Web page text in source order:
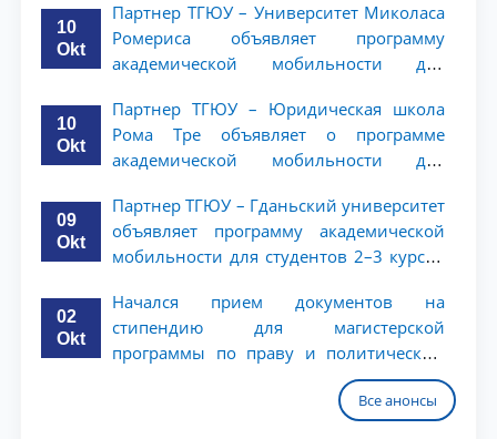
10
Okt
Партнер ТГЮУ – Университет Миколаса
Ромериса объявляет программу
академической мобильности для
10
Okt
Партнер ТГЮУ – Юридическая школа
Рома Тре объявляет о программе
академической мобильности для
09
Okt
Партнер ТГЮУ – Гданьский университет
объявляет программу академической
мобильности для студентов 2–3 курсов
02
Okt
Начался прием документов на
стипендию для магистерской
программы по праву и политическим
наукам в Университете Нагоя
Все анонсы